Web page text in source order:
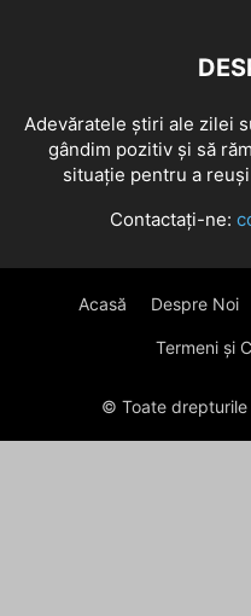
Adevăratele știri ale zilei
gândim pozitiv și să
situație pentru a
Contactați-ne:
Acasă Despre Noi
Termeni și
© Toate drepturile